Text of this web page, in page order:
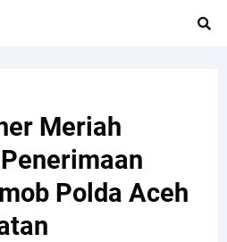
Meriah
Polda Aceh